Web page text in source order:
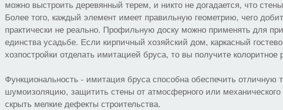
можно выстроить деревянный терем, и никто не догадается, что
Более того, каждый элемент имеет правильную геометрию, чего
практически не реально. Профильную доску можно применять для
единства усадьбе. Если кирпичный хозяйский дом, каркасный
хозпостройки отделать имитацией бруса, то вы получите колоритное
Функциональность - имитация бруса способна обеспечить отличную
шумоизоляцию, защитить стены от атмосферного или механического
скрыть мелкие дефекты строительства.